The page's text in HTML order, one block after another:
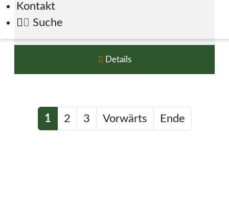
Kontakt
Suche
Details
1 2 3 Vorwärts Ende